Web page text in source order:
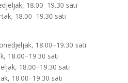
18.00–19.30 sati
18.00–19.30 sati
18.00–19.30 sati
18.00–19.30 sati
18.00–19.30 sati
18.00–19.30 sati